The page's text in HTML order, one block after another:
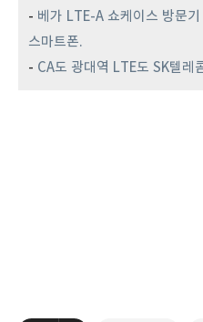
- 베가 LTE-A 쇼케이스 방문
스마트폰.
- CA도 광대역 LTE도 SK텔레